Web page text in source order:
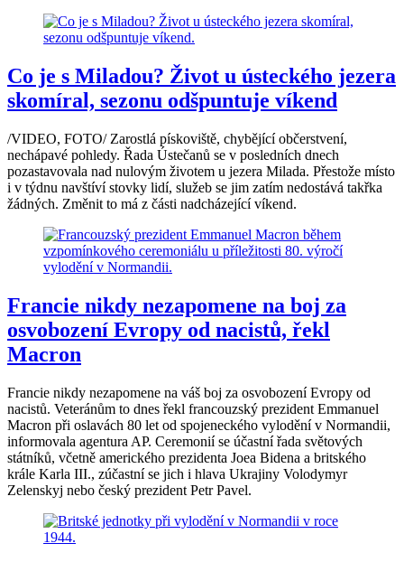
Co je s Miladou? Život u ústeckého jezera
skomíral, sezonu odšpuntuje víkend
/VIDEO, FOTO/ Zarostlá pískoviště, chybějící občerstvení,
nechápavé pohledy. Řada Ústečanů se v posledních dnech
pozastavovala nad nulovým životem u jezera Milada. Přestože místo
i v týdnu navštíví stovky lidí, služeb se jim zatím nedostává takřka
žádných. Změnit to má z části nadcházející víkend.
Francie nikdy nezapomene na boj za
osvobození Evropy od nacistů, řekl
Macron
Francie nikdy nezapomene na váš boj za osvobození Evropy od
nacistů. Veteránům to dnes řekl francouzský prezident Emmanuel
Macron při oslavách 80 let od spojeneckého vylodění v Normandii,
informovala agentura AP. Ceremonií se účastní řada světových
státníků, včetně amerického prezidenta Joea Bidena a britského
krále Karla III., zúčastní se jich i hlava Ukrajiny Volodymyr
Zelenskyj nebo český prezident Petr Pavel.